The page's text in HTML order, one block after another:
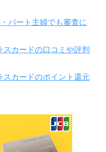
パート主婦でも審査に
カードの口コミや評判
カードのポイント還元